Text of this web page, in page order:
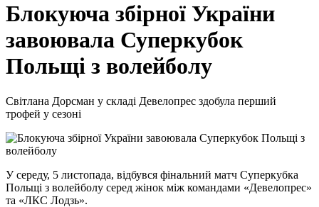
Блокуюча збірної України
завоювала Суперкубок
Польщі з волейболу
Світлана Дорсман у складі Девелопрес здобула перший
трофей у сезоні
У середу, 5 листопада, відбувся фінальний матч Суперкубка
Польщі з волейболу серед жінок між командами «Девелопрес»
та «ЛКС Лодзь».